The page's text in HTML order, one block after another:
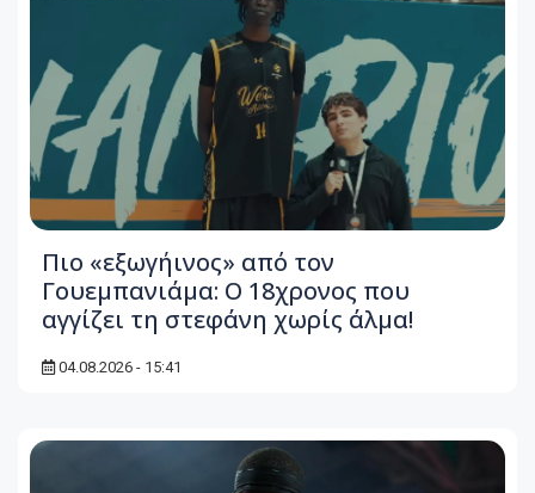
Πιο «εξωγήινος» από τον
Γουεμπανιάμα: Ο 18χρονος που
αγγίζει τη στεφάνη χωρίς άλμα!
04.08.2026 - 15:41